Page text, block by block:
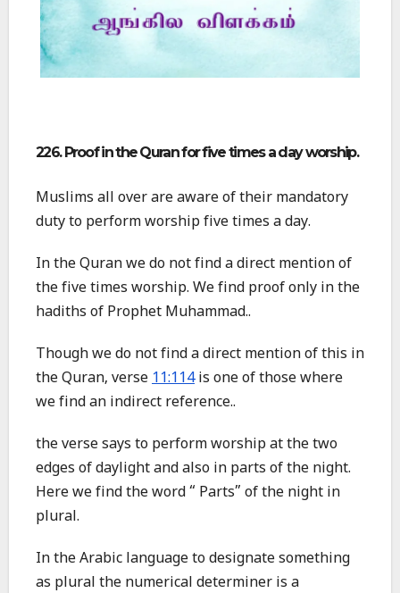
226. Proof in the Quran for five times a day worship.
Muslims all over are aware of their mandatory
duty to perform worship five times a day.
In the Quran we do not find a direct mention of
the five times worship. We find proof only in the
hadiths of Prophet Muhammad..
Though we do not find a direct mention of this in
the Quran, verse 11:114is one of those where
we find an indirect reference..
the verse says to perform worship at the two
edges of daylight and also in parts of the night.
Here we find the word “ Parts” of the night in
plural.
In the Arabic language to designate something
as plural the numerical determiner is a